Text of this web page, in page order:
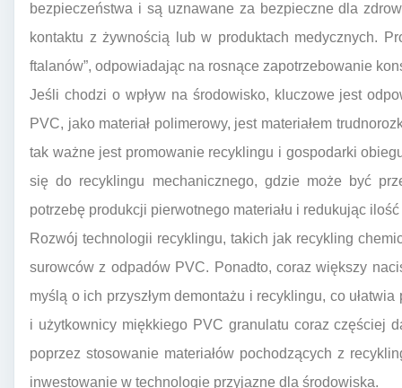
bezpieczeństwa i są uznawane za bezpieczne dla
kontaktu z żywnością lub w produktach medycznych.
ftalanów”, odpowiadając na rosnące zapotrzebowanie
Jeśli chodzi o wpływ na środowisko, kluczowe jest
PVC, jako materiał polimerowy, jest materiałem
tak ważne jest promowanie recyklingu i gospodarki
się do recyklingu mechanicznego, gdzie może być
potrzebę produkcji pierwotnego materiału i redukując
Rozwój technologii recyklingu, takich jak recykling
surowców z odpadów PVC. Ponadto, coraz większy
myślą o ich przyszłym demontażu i recyklingu, co
i użytkownicy miękkiego PVC granulatu coraz częściej
poprzez stosowanie materiałów pochodzących z
inwestowanie w technologie przyjazne dla środowiska.